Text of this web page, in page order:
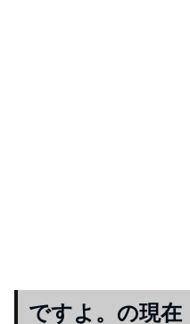
ですよ。の現在